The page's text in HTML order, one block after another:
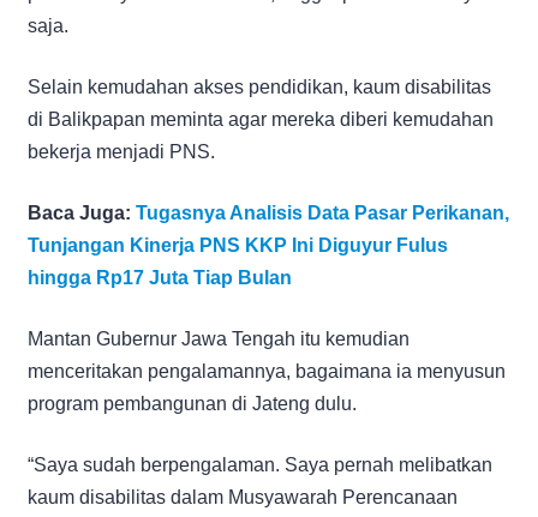
saja.
Selain kemudahan akses pendidikan, kaum disabilitas
di Balikpapan meminta agar mereka diberi kemudahan
bekerja menjadi PNS.
Baca Juga: Tugasnya Analisis Data Pasar Perikanan,
Tunjangan Kinerja PNS KKP Ini Diguyur Fulus
hingga Rp17 Juta Tiap Bulan
Mantan Gubernur Jawa Tengah itu kemudian
menceritakan pengalamannya, bagaimana ia menyusun
program pembangunan di Jateng dulu.
“Saya sudah berpengalaman. Saya pernah melibatkan
kaum disabilitas dalam Musyawarah Perencanaan